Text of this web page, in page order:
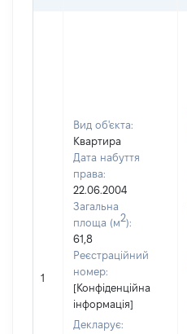
1
Вид об'єкта:
Квартира
Дата набуття
права:
22.06.2004
Загальна
площа (м2):
61,8
Реєстраційний
номер:
[Конфіденційна
інформація]
Декларує: